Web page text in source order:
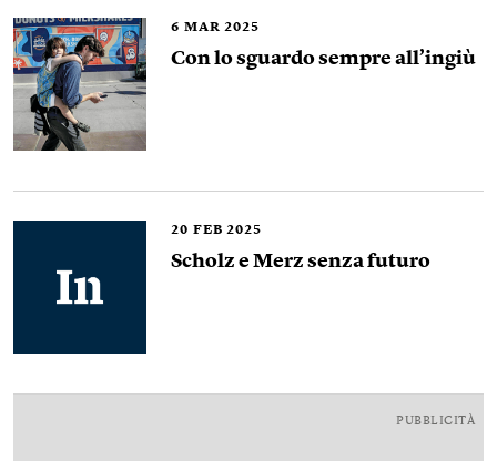
6 MAR 2025
Con lo sguardo sempre all’ingiù
20 FEB 2025
Scholz e Merz senza futuro
PUBBLICITÀ